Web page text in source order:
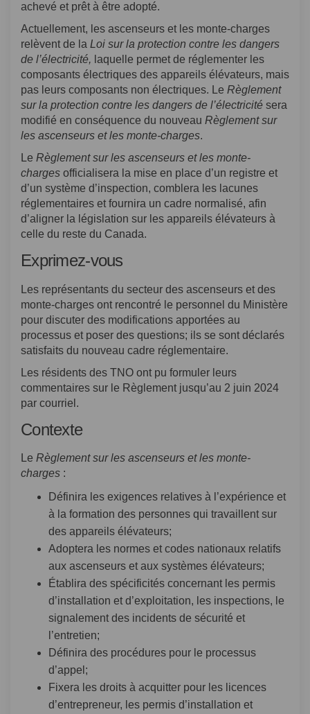
achevé et prêt à être adopté.
Actuellement, les ascenseurs et les monte-charges
relèvent de la Loi sur la protection contre les dangers
de l’électricité, laquelle permet de réglementer les
composants électriques des appareils élévateurs, mais
pas leurs composants non électriques. Le Règlement
sur la protection contre les dangers de l’électricité sera
modifié en conséquence du nouveau Règlement sur
les ascenseurs et les monte-charges.
Le Règlement sur les ascenseurs et les monte-
charges officialisera la mise en place d’un registre et
d’un système d’inspection, comblera les lacunes
réglementaires et fournira un cadre normalisé, afin
d’aligner la législation sur les appareils élévateurs à
celle du reste du Canada.
Exprimez-vous
Les représentants du secteur des ascenseurs et des
monte-charges ont rencontré le personnel du Ministère
pour discuter des modifications apportées au
processus et poser des questions; ils se sont déclarés
satisfaits du nouveau cadre réglementaire.
Les résidents des TNO ont pu formuler leurs
commentaires sur le Règlement jusqu’au 2 juin 2024
par courriel.
Contexte
Le Règlement sur les ascenseurs et les monte-
charges :
Définira les exigences relatives à l’expérience et
à la formation des personnes qui travaillent sur
des appareils élévateurs;
Adoptera les normes et codes nationaux relatifs
aux ascenseurs et aux systèmes élévateurs;
Établira des spécificités concernant les permis
d’installation et d’exploitation, les inspections, le
signalement des incidents de sécurité et
l’entretien;
Définira des procédures pour le processus
d’appel;
Fixera les droits à acquitter pour les licences
d’entrepreneur, les permis d’installation et